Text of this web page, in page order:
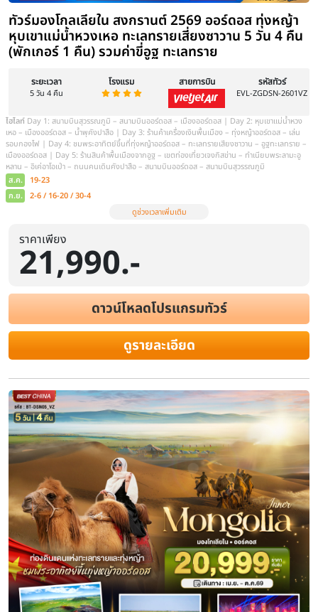
ทัวร์มองโกเลียใน 2569 ออร์ดอสร์ หุบ
ทุ่งหญ้าออร์ดอสร์ ทะเลทรายเสี่ยงซาว
พักกระโจม (รวมกระเช้าขึ้น-ลง ทะเลท
ขี่อูฐ) บินตรงออร์ดอสร์
ราคาเพียง
21,990.-
ดาวน์โหลดโปรแกรมทัวร์
ดูรายละเอียด